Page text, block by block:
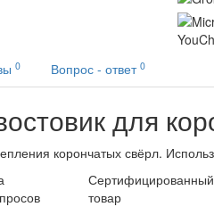
0 Вопрос - ответ 0
для
корончатых свёрл.
Сертифицированный
товар